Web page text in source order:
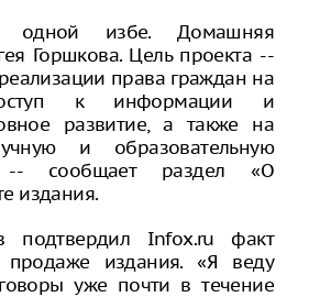
избе. Домашняя
Горшкова. Цель проекта --
права граждан на
к информации и
развитие, а также на
и образовательную
-- сообщает раздел «О
издания.
подтвердил Infox.ru факт
продаже издания. «Я веду
уже почти в течение